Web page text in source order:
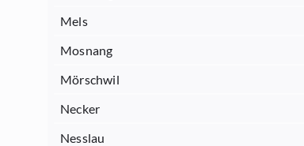
Mels
Mosnang
Mörschwil
Necker
Nesslau